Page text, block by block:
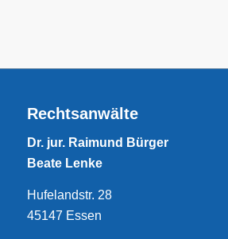
Rechtsanwälte
Dr. jur. Raimund Bürger
Beate Lenke
Hufelandstr. 28
45147 Essen